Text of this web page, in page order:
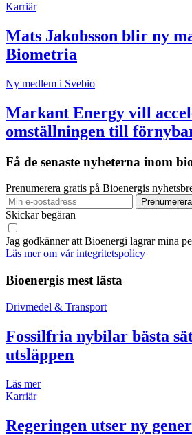
Karriär
Mats Jakobsson blir ny
Biometria
Ny medlem i Svebio
Markant Energy vill
omställningen till
Få de senaste nyheterna inom
Prenumerera gratis på Bioenergis
Skickar begäran
Jag godkänner att Bioenergi lagrar mina
Läs mer om vår integritetspolicy
Bioenergis mest lästa
Drivmedel & Transport
Fossilfria nybilar bästa
utsläppen
Läs mer
Karriär
Regeringen utser ny